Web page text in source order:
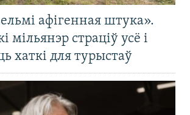
афігенная штука».
мільянэр страціў усё і
хаткі для турыстаў